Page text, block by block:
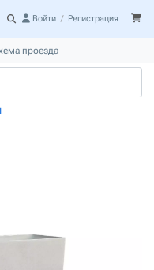
Войти / Регистрация
проезда